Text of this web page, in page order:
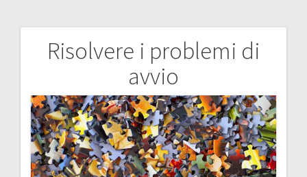
Risolvere i problemi di
avvio
Navigazione